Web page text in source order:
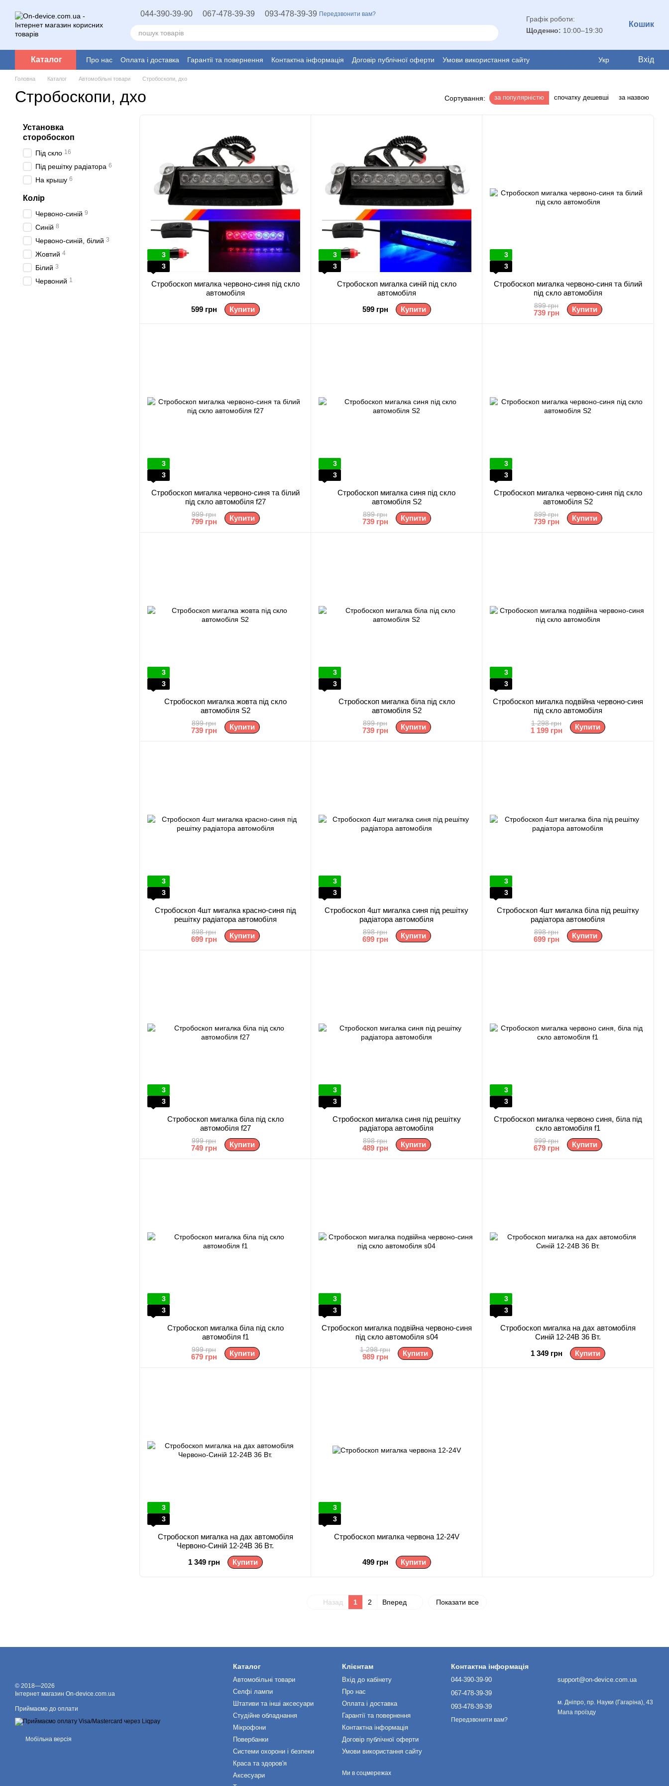
044-390-39-90 067-478-39-39 093-478-39-39 Передзвонити вам?
Графік роботи:
Щоденно: 10:00–19:30
Кошик
Каталог Про нас Оплата і доставка Гарантії та повернення Контактна інформація Договір публічної оферти Умови використання сайту Укр Вхід
Головна Каталог Автомобільні товари Стробоскопи, дхо
Стробоскопи, дхо Сортування: за популярністю спочатку дешевші за назвою
3
3
Стробоскоп мигалка червоно-синя під скло
автомобіля
599 грн
Купити
3
3
Стробоскоп мигалка синій під скло
автомобіля
599 грн
Купити
3
3
Стробоскоп мигалка червоно-синя та білий
під скло автомобіля
899 грн
739 грн Купити
3
3
Стробоскоп мигалка червоно-синя та білий
під скло автомобіля f27
999 грн
799 грн Купити
3
3
Стробоскоп мигалка синя під скло
автомобіля S2
899 грн
739 грн Купити
3
3
Стробоскоп мигалка червоно-синя під скло
автомобіля S2
899 грн
739 грн Купити
3
3
Стробоскоп мигалка жовта під скло
автомобіля S2
899 грн
739 грн Купити
3
3
Стробоскоп мигалка біла під скло
автомобіля S2
899 грн
739 грн Купити
3
3
Стробоскоп мигалка подвійна червоно-синя
під скло автомобіля
1 298 грн
1 199 грн Купити
3
3
Стробоскоп 4шт мигалка красно-синя під
решітку радіатора автомобіля
898 грн
699 грн Купити
3
3
Стробоскоп 4шт мигалка синя під решітку
радіатора автомобіля
898 грн
699 грн Купити
3
3
Стробоскоп 4шт мигалка біла під решітку
радіатора автомобіля
898 грн
699 грн Купити
3
3
Стробоскоп мигалка біла під скло
автомобіля f27
999 грн
749 грн Купити
3
3
Стробоскоп мигалка синя під решітку
радіатора автомобіля
898 грн
489 грн Купити
3
3
Стробоскоп мигалка червоно синя, біла під
скло автомобіля f1
999 грн
679 грн Купити
3
3
Стробоскоп мигалка біла під скло
автомобіля f1
999 грн
679 грн Купити
3
3
Стробоскоп мигалка подвійна червоно-синя
під скло автомобіля s04
1 298 грн
989 грн Купити
3
3
Стробоскоп мигалка на дах автомобіля
Синій 12-24В 36 Вт.
1 349 грн
Купити
3
3
Стробоскоп мигалка на дах автомобіля
Червоно-Синій 12-24В 36 Вт.
1 349 грн
Купити
3
3
Стробоскоп мигалка червона 12-24V
499 грн Купити
Назад 1 2 Вперед Показати все
Установка
сторобоскоп
Під скло 16
Під решітку радіатора 6
На крышу 6
Колір
Червоно-синій 9
Синій 8
Червоно-синій, білий 3
Жовтий 4
Білий 3
Червоний 1
© 2018—2026
Інтернет магазин On-device.com.ua
Приймаємо до оплати
Мобільна версія
Каталог
Автомобільні товари
Селфі лампи
Штативи та інші аксесуари
Студійне обладнання
Мікрофони
Повербанки
Системи охорони і безпеки
Краса та здоров'я
Аксесуари
Клієнтам
Вхід до кабінету
Про нас
Оплата і доставка
Гарантії та повернення
Контактна інформація
Договір публічної оферти
Умови використання сайту
Ми в соцмережах
Контактна інформація
044-390-39-90
067-478-39-39
093-478-39-39
Передзвонити вам?
support@on-device.com.ua
м. Дніпро, пр. Науки (Гагаріна), 43
Мапа проїзду